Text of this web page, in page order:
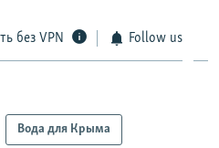
без VPN Follow us
Вода для Крыма